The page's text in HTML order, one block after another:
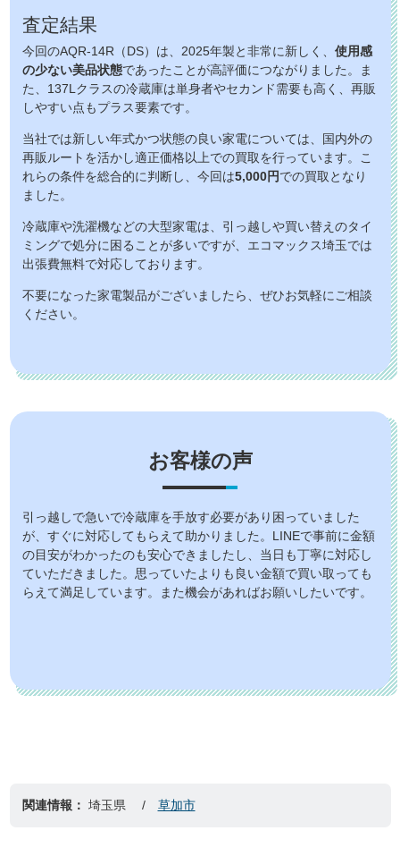
査定結果
今回のAQR-14R（DS）は、2025年製と非常に新しく、 使用感
の少ない美品状態であったことが高評価につながりました。ま
た、137Lクラスの冷蔵庫は単身者やセカンド需要も高く、再販
しやすい点もプラス要素です。
当社では新しい年式かつ状態の良い家電については、国内外の
再販ルートを活かし適正価格以上での買取を行っています。こ
れらの条件を総合的に判断し、今回は5,000円での買取となり
ました。
冷蔵庫や洗濯機などの大型家電は、引っ越しや買い替えのタイ
ミングで処分に困ることが多いですが、エコマックス埼玉では
出張費無料で対応しております。
不要になった家電製品がございましたら、ぜひお気軽にご相談
ください。
お客様の声
引っ越しで急いで冷蔵庫を手放す必要があり困っていました
が、すぐに対応してもらえて助かりました。LINEで事前に金額
の目安がわかったのも安心できましたし、当日も丁寧に対応し
ていただきました。思っていたよりも良い金額で買い取っても
らえて満足しています。また機会があればお願いしたいです。
関連情報： 埼玉県 草加市